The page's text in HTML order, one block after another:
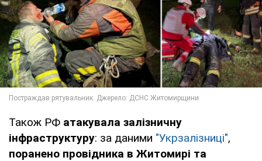
Також РФ атакувала залізничну
інфраструктуру: за даними "Укрзалізниці",
поранено провідника в Житомирі та